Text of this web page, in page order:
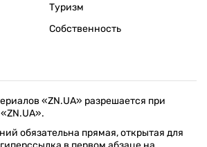
Туризм
Собственность
«ZN.UA» разрешается при
обязательна прямая, открытая для